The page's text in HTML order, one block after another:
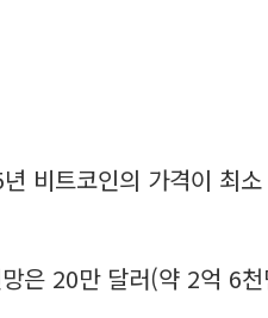
비트코인의 가격이 최
은 20만 달러(약 2억 6